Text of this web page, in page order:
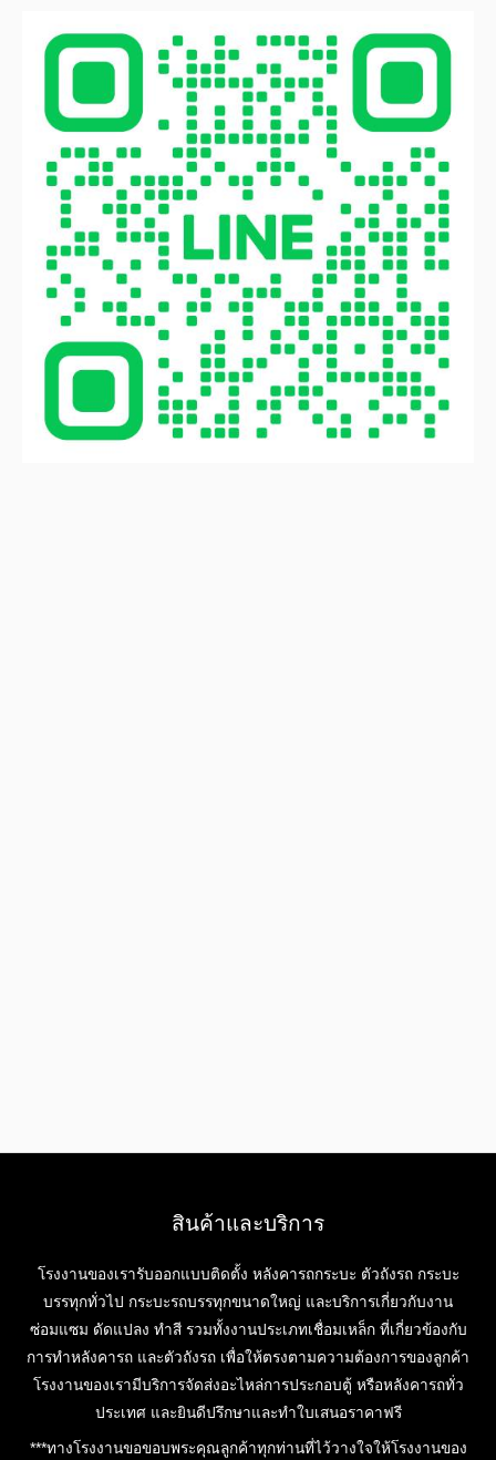
สินค้าและบริการ
โรงงานของเรารับออกแบบติดตั้ง หลังคารถกระบะ ตัวถังรถ กระบะ
บรรทุกทั่วไป กระบะรถบรรทุกขนาดใหญ่ และบริการเกี่ยวกับงาน
ซ่อมแซม ดัดแปลง ทำสี รวมทั้งงานประเภทเชื่อมเหล็ก ที่เกี่ยวข้องกับ
การทำหลังคารถ และตัวถังรถ เพื่อให้ตรงตามความต้องการของลูกค้า
โรงงานของเรามีบริการจัดส่งอะไหล่การประกอบตู้ หรือหลังคารถทั่ว
ประเทศ และยินดีปรึกษาและทำใบเสนอราคาฟรี
***ทางโรงงานขอขอบพระคุณลูกค้าทุกท่านที่ไว้วางใจให้โรงงานของ